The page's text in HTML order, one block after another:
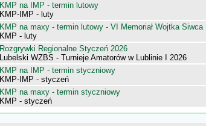
KMP na IMP - termin lutowy
KMP-IMP - luty
KMP na maxy - termin lutowy - VI Memoriał Wojtka Siwca
KMP - luty
Rozgrywki Regionalne Styczeń 2026
Lubelski WZBS - Turnieje Amatorów w Lublinie I 2026
KMP na IMP - termin styczniowy
KMP-IMP - styczeń
KMP na maxy - termin styczniowy
KMP - styczeń